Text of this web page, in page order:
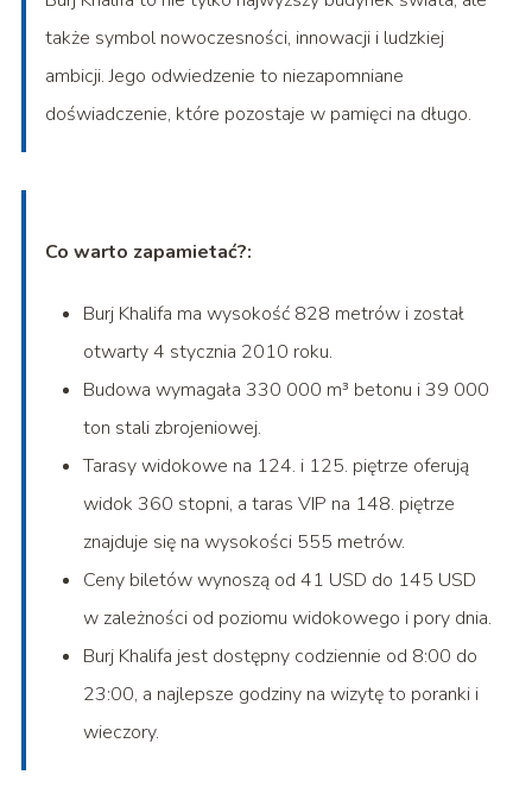
także symbol nowoczesności, innowacji i ludzkiej
ambicji. Jego odwiedzenie to niezapomniane
doświadczenie, które pozostaje w pamięci na długo.
Co warto zapamietać?:
Burj Khalifa ma wysokość 828 metrów i został
otwarty 4 stycznia 2010 roku.
Budowa wymagała 330 000 m³ betonu i 39 000
ton stali zbrojeniowej.
Tarasy widokowe na 124. i 125. piętrze oferują
widok 360 stopni, a taras VIP na 148. piętrze
znajduje się na wysokości 555 metrów.
Ceny biletów wynoszą od 41 USD do 145 USD
w zależności od poziomu widokowego i pory dnia.
Burj Khalifa jest dostępny codziennie od 8:00 do
23:00, a najlepsze godziny na wizytę to poranki i
wieczory.